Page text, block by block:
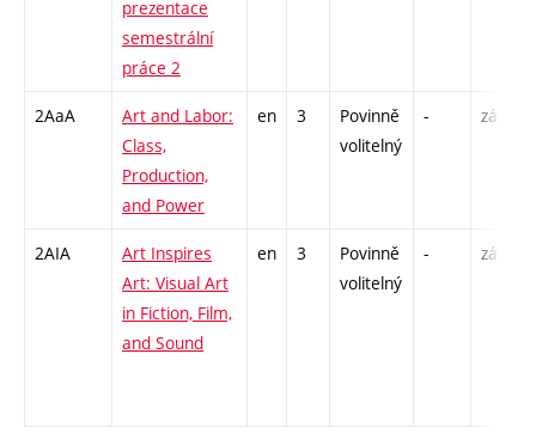
prezentace
semestrální
práce 2
2AaA
Art and Labor:
Class,
Production,
and Power
en 3
Povinně
volitelný
- zá
2AIA
Art Inspires
Art: Visual Art
in Fiction, Film,
and Sound
en 3
Povinně
volitelný
- zá